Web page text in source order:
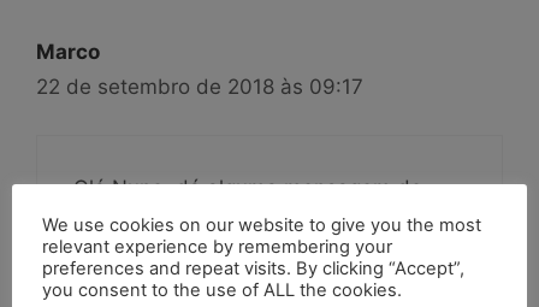
Marco
22 de setembro de 2018 às 09:17
Olá Nuno, dá alguma mensagem de
erro?
Responder
We use cookies on our website to give you the most
relevant experience by remembering your
preferences and repeat visits. By clicking “Accept”,
you consent to the use of ALL the cookies.